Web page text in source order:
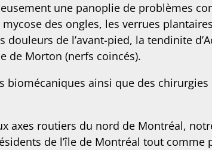
une panoplie de problèmes
des ongles, les verrues
de l’avant-pied, la tendinite
de Morton (nerfs coincés).
biomécaniques ainsi que des
axes routiers du nord de Montréal,
de l’île de Montréal tout comme